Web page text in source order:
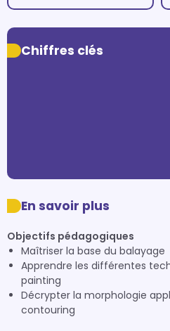
Chiffres clés
En savoir plus
Objectifs pédagogiques
Maîtriser la base du balayage
Apprendre les différentes
painting
Décrypter la morphologie
contouring